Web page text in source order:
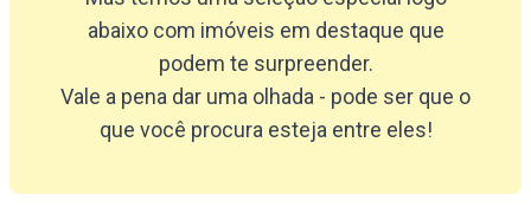
abaixo com imóveis em destaque que
podem te surpreender.
Vale a pena dar uma olhada - pode ser que o
que você procura esteja entre eles!